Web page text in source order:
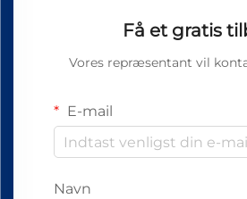
Få et gratis
Vores repræsentant vil
E-mail
Navn